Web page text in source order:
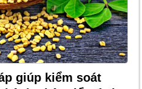
giúp kiểm soát